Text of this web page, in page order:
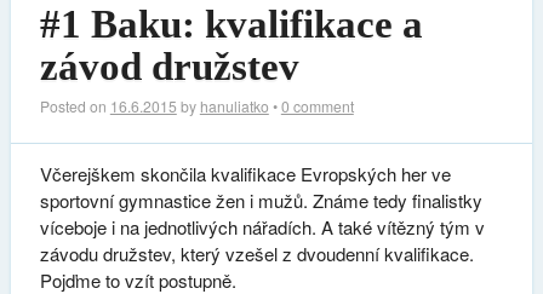
#1 Baku: kvalifikace a
závod družstev
Posted on 16.6.2015 by hanuliatko •0 comment
Včerejškem skončila kvalifikace Evropských her ve
sportovní gymnastice žen i mužů. Známe tedy finalistky
víceboje i na jednotlivých nářadích. A také vítězný tým v
závodu družstev, který vzešel z dvoudenní kvalifikace.
Pojďme to vzít postupně.